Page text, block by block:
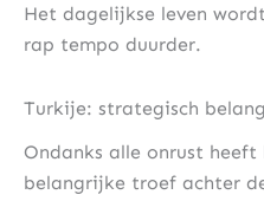
Het dagelijkse leven
rap tempo duurder.
Turkije: strategisch
Ondanks alle onrust
belangrijke troef achter